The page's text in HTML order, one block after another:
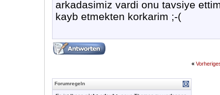
arkadasimiz vardi onu tavsiye
kayb etmekten korkarim ;-(
«
Forumregeln